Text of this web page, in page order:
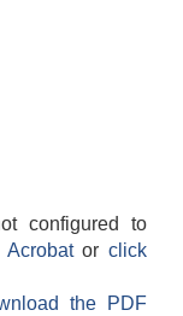
configured to
Acrobatorclick
the PDF